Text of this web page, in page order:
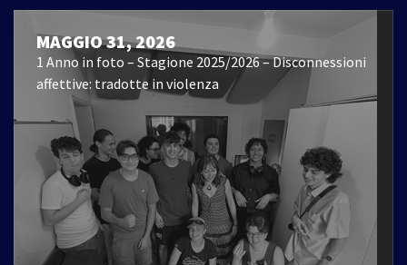
MAGGIO 31, 2026
1 Anno in foto – Stagione 2025/2026 – Disconnessioni
affettive: tradotte in violenza